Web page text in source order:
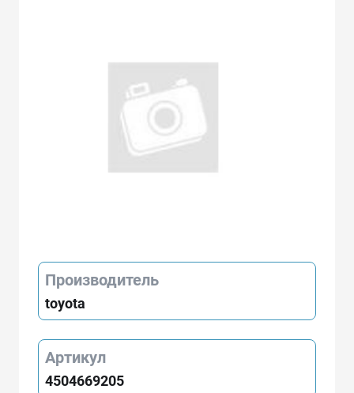
Производитель
toyota
Артикул
4504669205